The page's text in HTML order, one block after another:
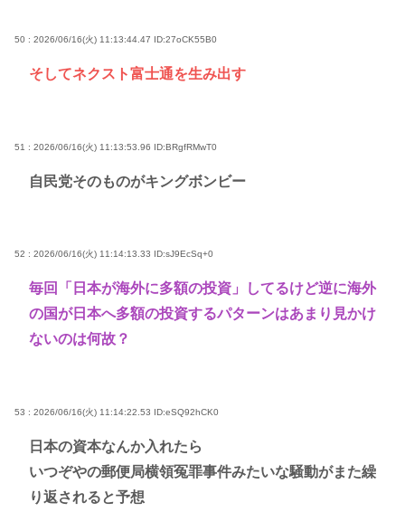
50 : 2026/06/16(火) 11:13:44.47 ID:27oCK55B0
そしてネクスト富士通を生み出す
51 : 2026/06/16(火) 11:13:53.96 ID:BRgfRMwT0
自民党そのものがキングボンビー
52 : 2026/06/16(火) 11:14:13.33 ID:sJ9EcSq+0
毎回「日本が海外に多額の投資」してるけど逆に海外
の国が日本へ多額の投資するパターンはあまり見かけ
ないのは何故？
53 : 2026/06/16(火) 11:14:22.53 ID:eSQ92hCK0
日本の資本なんか入れたら
いつぞやの郵便局横領冤罪事件みたいな騒動がまた繰
り返されると予想